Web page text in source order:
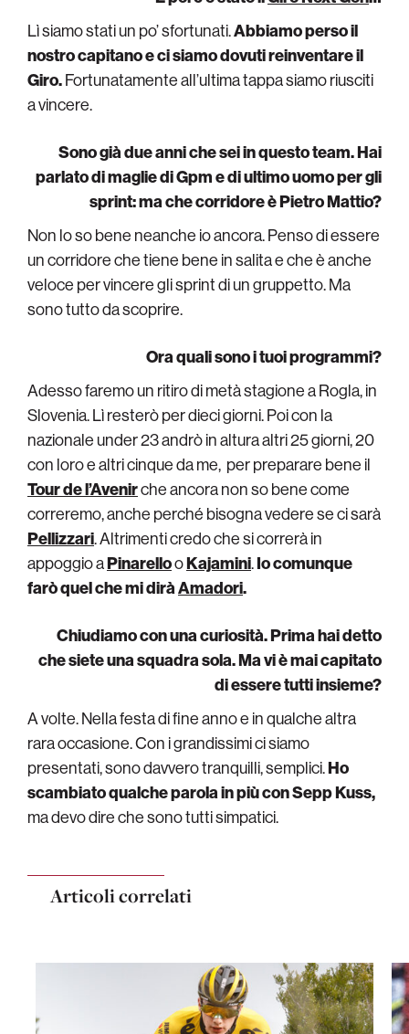
Lì siamo stati un po’ sfortunati.Abbiamo perso il
nostro capitano e ci siamo dovuti reinventare il
Giro.Fortunatamente all’ultima tappa siamo riusciti
a vincere.
Sono già due anni che sei in questo team. Hai
parlato di maglie di Gpm e di ultimo uomo per gli
sprint: ma che corridore è Pietro Mattio?
Non lo so bene neanche io ancora. Penso di essere
un corridore che tiene bene in salita e che è anche
veloce per vincere gli sprint di un gruppetto. Ma
sono tutto da scoprire.
Ora quali sono i tuoi programmi?
Adesso faremo un ritiro di metà stagione a Rogla, in
Slovenia. Lì resterò per dieci giorni. Poi con la
nazionale under 23 andrò in altura altri 25 giorni, 20
con loro e altri cinque da me, per preparare bene il
Tour de l’Avenirche ancora non so bene come
correremo, anche perché bisogna vedere se ci sarà
Pellizzari. Altrimenti credo che si correrà in
appoggio aPinarellooKajamini.Io comunque
farò quel che mi diràAmadori.
Chiudiamo con una curiosità. Prima hai detto
che siete una squadra sola. Ma vi è mai capitato
di essere tutti insieme?
A volte. Nella festa di fine anno e in qualche altra
rara occasione. Con i grandissimi ci siamo
presentati, sono davvero tranquilli, semplici.Ho
scambiato qualche parola in più con Sepp Kuss,
ma devo dire che sono tutti simpatici.
Articoli correlati